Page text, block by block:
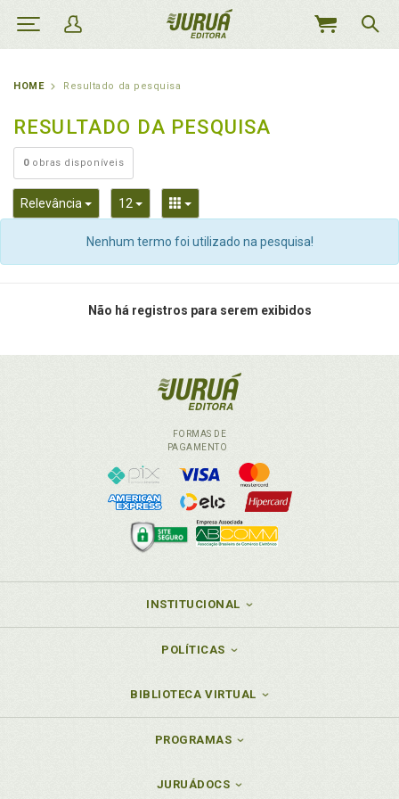
MEU
HOME Resultado da pesquisa
RESULTADO DA PESQUISA
0obras disponíveis
Relevância Toggle Dropdown
12 Toggle DropdownToggle Dropdown
Nenhum termo foi utilizado na pesquisa!
Não há registros para serem exibidos
FORMAS DE
PAGAMENTO
INSTITUCIONAL
POLÍTICAS
BIBLIOTECA VIRTUAL
PROGRAMAS
JURUÁDOCS